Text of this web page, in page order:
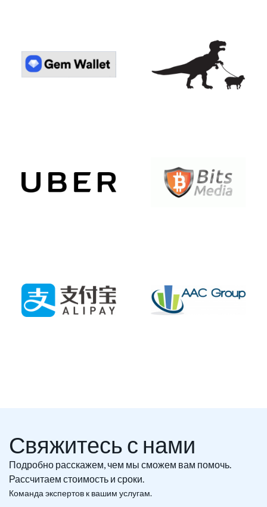
Свяжитесь с нами
Подробно расскажем, чем мы сможем вам помочь.
Рассчитаем стоимость и сроки.
Команда экспертов к вашим услугам.